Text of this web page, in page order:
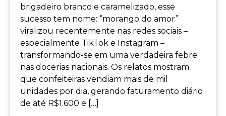
brigadeiro branco e caramelizado, esse
sucesso tem nome: ‘’morango do amor’’
viralizou recentemente nas redes sociais –
especialmente TikTok e Instagram –
transformando-se em uma verdadeira febre
nas docerias nacionais. Os relatos mostram
que confeiteiras vendiam mais de mil
unidades por dia, gerando faturamento diário
de até R$1.600 e […]